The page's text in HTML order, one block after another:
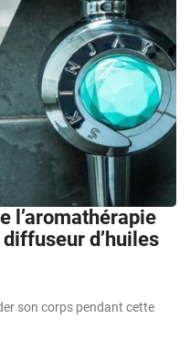
l’aromathérapie
d’huiles
son corps pendant cette